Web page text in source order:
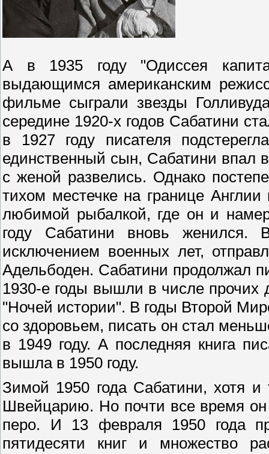
А в 1935 году "Одиссея
выдающимся американским
фильме сыграли звезды
середине 1920-х годов Сабатини
в 1927 году писателя
единственный сын, Сабатини впал
с женой развелись. Однако
тихом местечке на границе
любимой рыбалкой, где он и
году Сабатини вновь
исключением военных лет,
Адельбоден. Сабатини продолжал
1930-е годы вышли в числе прочих
"Ночей истории". В годы Второй
со здоровьем, писать он стал
в 1949 году. А последняя книга
вышла в 1950 году.
Зимой 1950 года Сабатини, хотя и
Швейцарию. Но почти все время он
перо. И 13 февраля 1950 года
пятидесяти книг и множество